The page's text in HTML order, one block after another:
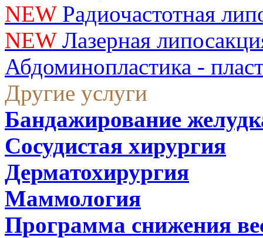
NEWРадиочастотная
NEWЛазерная
Абдоминопластика -
Другие услуги
Бандажирование
Сосудистая хирургия
Дерматохирургия
Маммология
Программа снижения